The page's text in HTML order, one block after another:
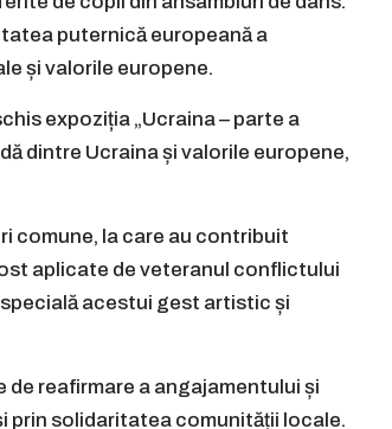
puternică europeană a
și valorile europene.
expoziția „Ucraina – parte a
dintre Ucraina și valorile europene,
comune, la care au contribuit
aplicate de veteranul conflictului
acestui gest artistic și
reafirmare a angajamentului și
prin solidaritatea comunității locale.